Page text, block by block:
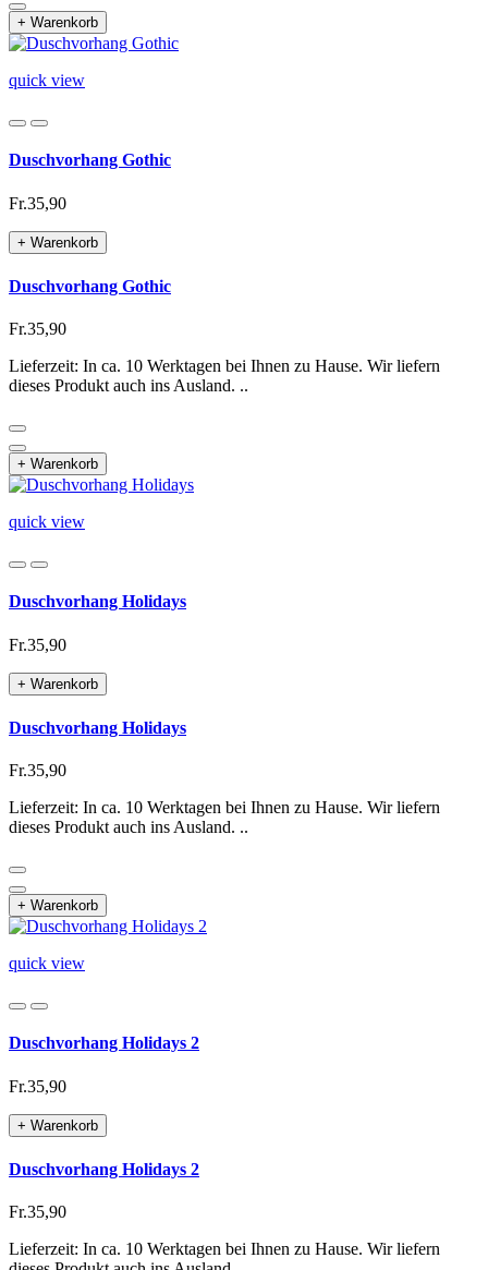
+ Warenkorb
quick view
Duschvorhang Gothic
Fr.35,90
+ Warenkorb
Duschvorhang Gothic
Fr.35,90
Lieferzeit: In ca. 10 Werktagen bei Ihnen zu Hause. Wir liefern
dieses Produkt auch ins Ausland. ..
+ Warenkorb
quick view
Duschvorhang Holidays
Fr.35,90
+ Warenkorb
Duschvorhang Holidays
Fr.35,90
Lieferzeit: In ca. 10 Werktagen bei Ihnen zu Hause. Wir liefern
dieses Produkt auch ins Ausland. ..
+ Warenkorb
quick view
Duschvorhang Holidays 2
Fr.35,90
+ Warenkorb
Duschvorhang Holidays 2
Fr.35,90
Lieferzeit: In ca. 10 Werktagen bei Ihnen zu Hause. Wir liefern